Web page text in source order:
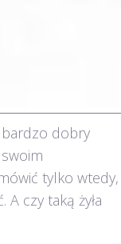
bardzo dobry
tylko wtedy,
czy taką żyła